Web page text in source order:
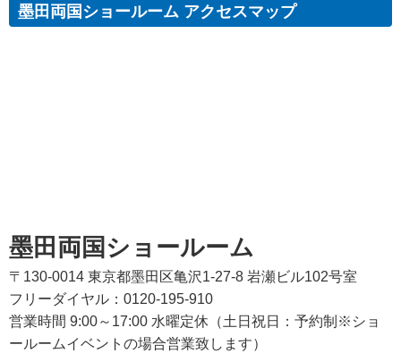
墨田両国ショールーム アクセスマップ
墨田両国ショールーム
〒130-0014 東京都墨田区亀沢1-27-8 岩瀬ビル102号室
フリーダイヤル：0120-195-910
営業時間 9:00～17:00 水曜定休（土日祝日：予約制※ショ
ールームイベントの場合営業致します）